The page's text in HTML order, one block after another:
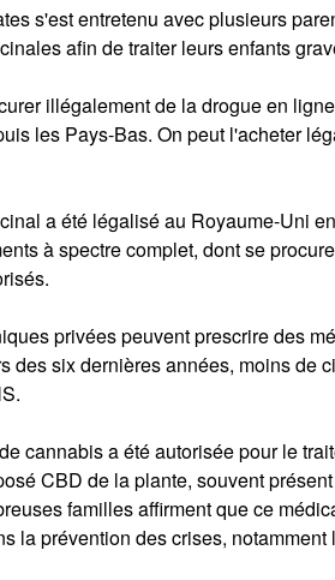
s'est entretenu avec plusieurs
afin de traiter leurs enfants
illégalement de la drogue en
les Pays-Bas. On peut l'acheter
a été légalisé au Royaume-Uni
à spectre complet, dont se
privées peuvent prescrire des
des six dernières années, moins de
cannabis a été autorisée pour le
CBD de la plante, souvent
familles affirment que ce
la prévention des crises,